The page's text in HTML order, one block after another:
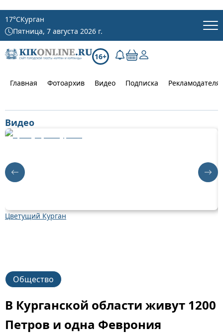
17°CКурган
Пятница, 7 августа 2026 г.
16+
Главная Фотоархив Видео Подписка
Видео
Цветущий Курган
Общество
В Курганской области живут 1200
Петров и одна Феврония